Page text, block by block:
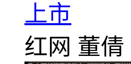
上市
红网 董倩